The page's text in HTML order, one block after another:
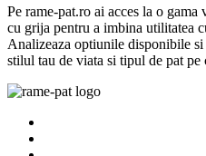
Pe rame-pat.ro ai acces la o
cu grija pentru a imbina utilitatea
Analizeaza optiunile disponibile
stilul tau de viata si tipul de pat pe